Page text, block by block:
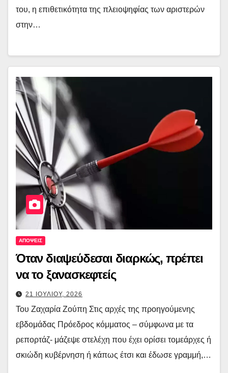
του, η επιθετικότητα της πλειοψηφίας των αριστερών
στην…
ΑΠΟΨΕΙΣ
Όταν διαψεύδεσαι διαρκώς, πρέπει
να το ξανασκεφτείς
21 ΙΟΥΛΙΟΥ, 2026
Του Ζαχαρία Ζούπη Στις αρχές της προηγούμενης
εβδομάδας Πρόεδρος κόμματος – σύμφωνα με τα
ρεπορτάζ- μάζεψε στελέχη που έχει ορίσει τομεάρχες ή
σκιώδη κυβέρνηση ή κάπως έτσι και έδωσε γραμμή,…